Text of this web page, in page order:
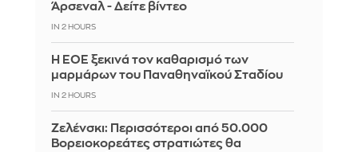
Άρσεναλ - Δείτε βίντεο
IN 2 HOURS
Η ΕΟΕ ξεκινά τον καθαρισμό των
μαρμάρων του Παναθηναϊκού Σταδίου
IN 2 HOURS
Ζελένσκι: Περισσότεροι από 50.000
Βορειοκορεάτες στρατιώτες θα